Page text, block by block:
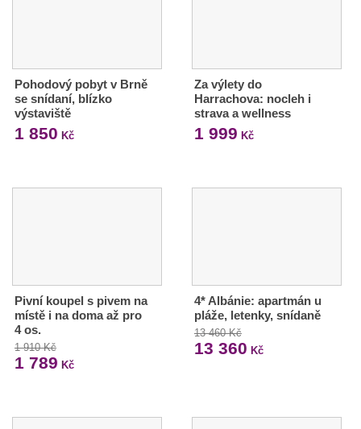
Pohodový pobyt v Brně
se snídaní, blízko
výstaviště
1 850 Kč
Za výlety do
Harrachova: nocleh i
strava a wellness
1 999 Kč
Pivní koupel s pivem na
místě i na doma až pro
4 os.
1 910 Kč
1 789 Kč
4* Albánie: apartmán u
pláže, letenky, snídaně
13 460 Kč
13 360 Kč